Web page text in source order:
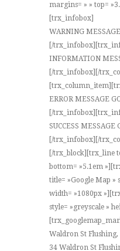
margins= » » top=
[trx_infobox]
WARNING
[/
INFORMATION
[/trx_infobox][/
ERROR MESSAGE
[/
SUCCESS MESSAGE
[/trx_infobox][/
[/trx_block][trx_line
bottom= »5.1em
title= »Google Map »
width= »1080px
style= »greyscale »
Waldron St Flushing,
34 Waldron St